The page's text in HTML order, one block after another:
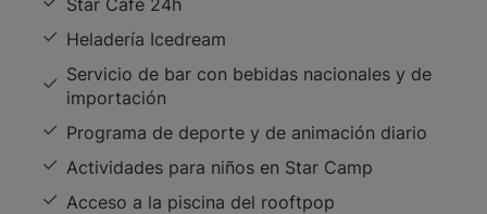
Star Café 24h
Heladería Icedream
Servicio de bar con bebidas nacionales y de
importación
Programa de deporte y de animación diario
Actividades para niños en Star Camp
Acceso a la piscina del rooftpop